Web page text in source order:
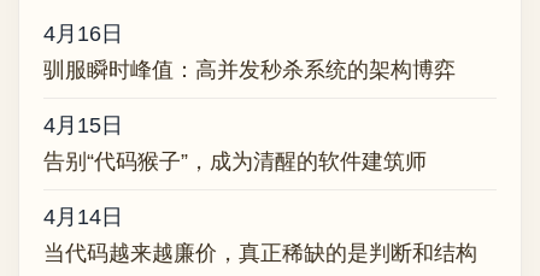
4月16日
驯服瞬时峰值：高并发秒杀系统的架构博弈
4月15日
告别“代码猴子”，成为清醒的软件建筑师
4月14日
当代码越来越廉价，真正稀缺的是判断和结构